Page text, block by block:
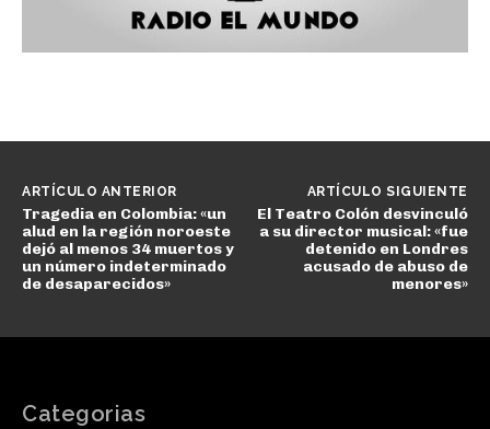
ARTÍCULO ANTERIOR
Tragedia en Colombia: «un
alud en la región noroeste
dejó al menos 34 muertos y
un número indeterminado
de desaparecidos»
ARTÍCULO SIGUIENTE
El Teatro Colón desvinculó
a su director musical: «fue
detenido en Londres
acusado de abuso de
menores»
Categorias